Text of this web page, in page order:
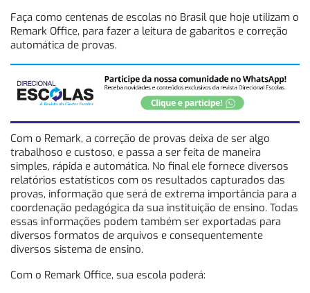
Faça como centenas de escolas no Brasil que hoje utilizam o
Remark Office, para fazer a leitura de gabaritos e correção
automática de provas.
Com o Remark, a correção de provas deixa de ser algo
trabalhoso e custoso, e passa a ser feita de maneira
simples, rápida e automática. No final ele fornece diversos
relatórios estatísticos com os resultados capturados das
provas, informação que será de extrema importância para a
coordenação pedagógica da sua instituição de ensino. Todas
essas informações podem também ser exportadas para
diversos formatos de arquivos e consequentemente
diversos sistema de ensino.
Com o Remark Office, sua escola poderá: